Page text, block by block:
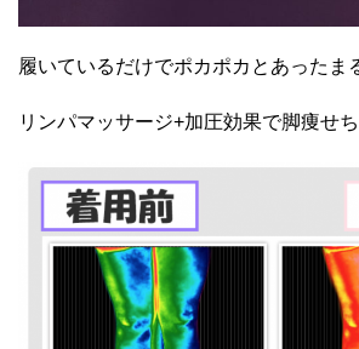
履いているだけでポカポカとあったま
リンパマッサージ+加圧効果で脚痩せ